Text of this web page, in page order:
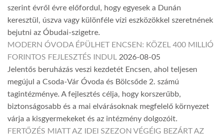
szerint évről évre előfordul, hogy egyesek a Dunán
keresztül, úszva vagy különféle vízi eszközökkel szeretnének
bejutni az Óbudai-szigetre.
MODERN ÓVODA ÉPÜLHET ENCSEN: KÖZEL 400 MILLIÓ
FORINTOS FEJLESZTÉS INDUL 2026-08-05
Jelentős beruházás veszi kezdetét Encsen, ahol teljesen
megújul a Csoda-Vár Óvoda és Bölcsőde 2. számú
tagintézménye. A fejlesztés célja, hogy korszerűbb,
biztonságosabb és a mai elvárásoknak megfelelő környezet
várja a kisgyermekeket és az intézmény dolgozóit.
FERTŐZÉS MIATT AZ IDEI SZEZON VÉGÉIG BEZÁRT AZ